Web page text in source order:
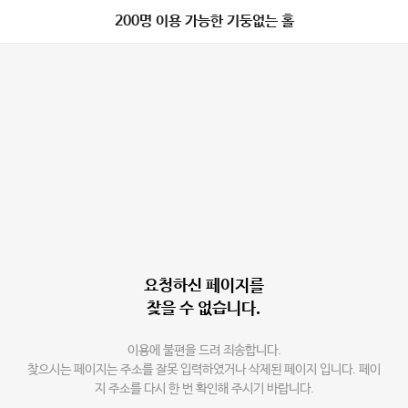
200명 이용 가능한 기둥없는 홀
요청하신 페이지를
찾을 수 없습니다.
이용에 불편을 드려 죄송합니다.
찾으시는 페이지는 주소를 잘못 입력하였거나 삭제된 페이지 입니다. 페이
지 주소를 다시 한 번 확인해 주시기 바랍니다.